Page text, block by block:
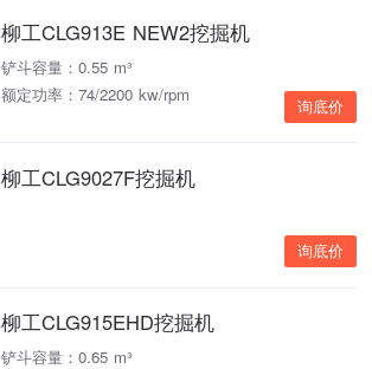
柳工CLG913E NEW2挖掘机
铲斗容量：0.55 m³
额定功率：74/2200 kw/rpm
询底价
柳工CLG9027F挖掘机
询底价
柳工CLG915EHD挖掘机
铲斗容量：0.65 m³